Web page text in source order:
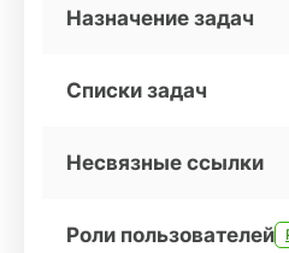
Назначение задач
Списки задач
Несвязные ссылки
Роли пользователей